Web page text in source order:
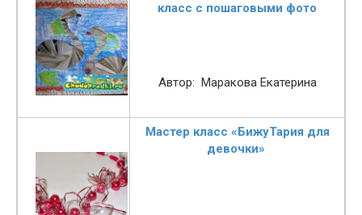
класс с пошаговыми фото
Автор: Маракова Екатерина
Мастер класс «БижуТария для
девочки»